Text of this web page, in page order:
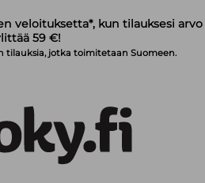
veloituksetta*, kun tilauksesi arvo
59 €!
tilauksia, jotka toimitetaan Suomeen.